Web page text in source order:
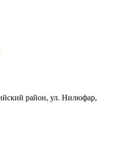
район, ул. Нилюфар,